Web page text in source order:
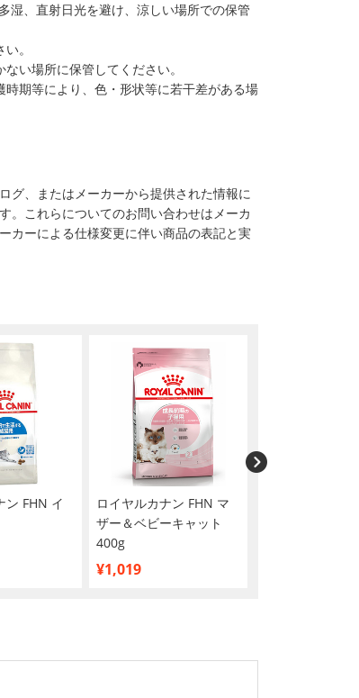
湿、直射日光を避け、涼しい場所での保管
。
い場所に保管してください。
期等により、色・形状等に若干差がある場
グ、またはメーカーから提供された情報に
。これらについてのお問い合わせはメーカ
カーによる仕様変更に伴い商品の表記と実
ン FHN イ
ロイヤルカナン FHN マ
ザー＆ベビーキャット
400g
¥1,019